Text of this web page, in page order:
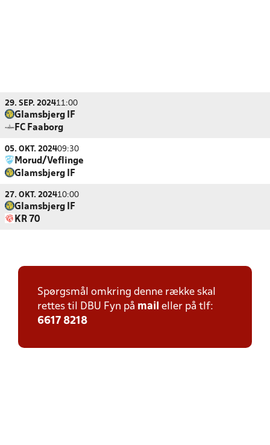
29. SEP. 202411:00
Glamsbjerg IF
FC Faaborg
05. OKT. 202409:30
Morud/Veflinge
Glamsbjerg IF
27. OKT. 202410:00
Glamsbjerg IF
KR 70
Spørgsmål omkring denne række skal
rettes til DBU Fyn på mail eller på tlf:
6617 8218